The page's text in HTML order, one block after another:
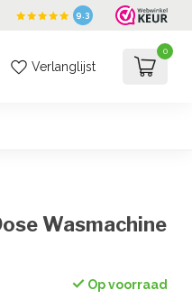
9.3
Verlanglijst
0
Wasmachine
Op voorraad